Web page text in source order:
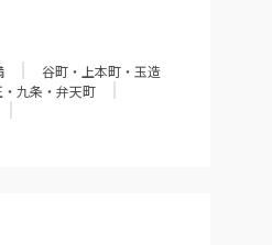
谷町・上本町・玉造
・九条・弁天町